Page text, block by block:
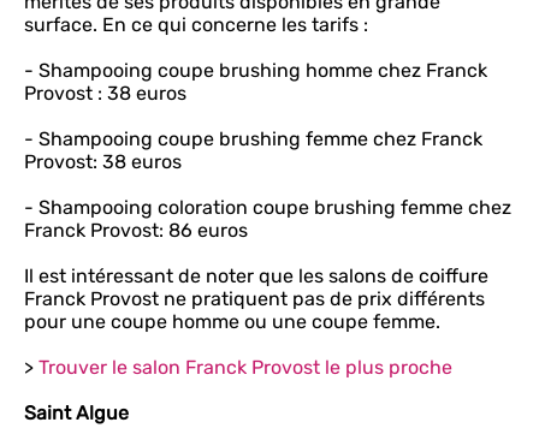
surface. En ce qui concerne les tarifs :
- Shampooing coupe brushing homme chez Franck
Provost : 38 euros
- Shampooing coupe brushing femme chez Franck
Provost: 38 euros
- Shampooing coloration coupe brushing femme chez
Franck Provost: 86 euros
Il est intéressant de noter que les salons de coiffure
Franck Provost ne pratiquent pas de prix différents
pour une coupe homme ou une coupe femme.
> Trouver le salon Franck Provost le plus proche
Saint Algue